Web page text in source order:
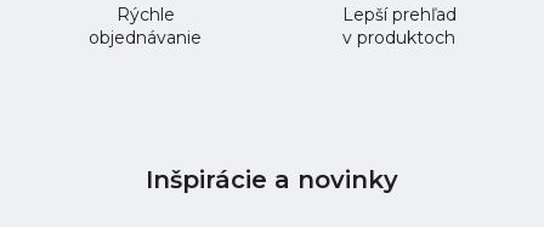
Rýchle
objednávanie
Lepší prehľad
v produktoch
Inšpirácie a novinky